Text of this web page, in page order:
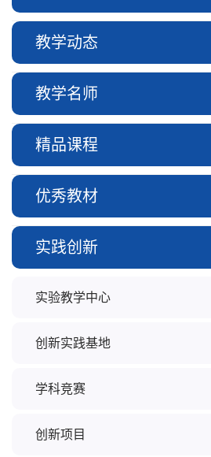
教学动态
教学名师
精品课程
优秀教材
实践创新
实验教学中心
创新实践基地
学科竞赛
创新项目